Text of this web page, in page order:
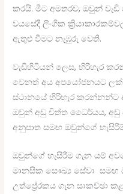
කරයි. මීට අමතරව, ඔවුන්
වයසේදී ලිංගික
ඇතුළු වීමට නැඹුරු වෙති.
වැඩිහිටියන් ලෙස, හිරිහැර
වෙනත් අය අපයෝජනයට ලක්
ස්ථානයේ හිරිහැර කරන්නන්ට
ඔවුන් අඩු චිත්ත ධෛර්යය, අඩු
අනුපාත සමඟ ඔවුන්ගේ
ඔවුන්ගේ හැසිරීම ගැන යම්
මානසික සෞඛ්‍ය සේවා සමඟ
උත්ප්‍රේරකය ගැන සාකච්ඡා